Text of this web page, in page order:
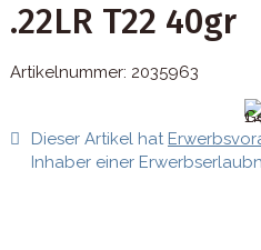
.22LR T22 40gr
Artikelnummer: 2035963
Dieser Artikel hat
Inhaber einer